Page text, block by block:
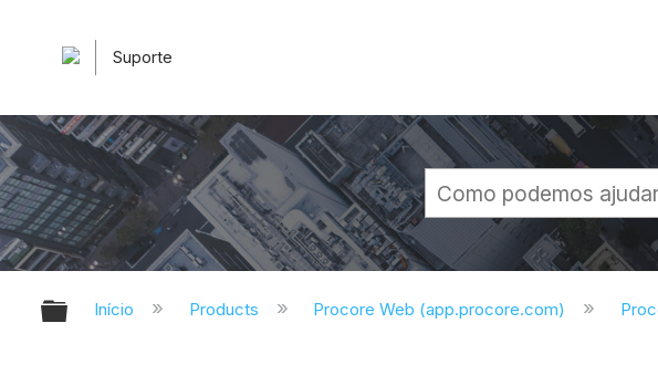
Suporte
Expandir/recolher hierarquia global
Início Products Procore Web (app.procore.com)